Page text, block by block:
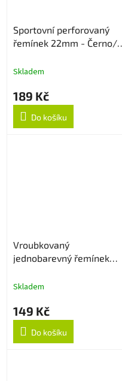
Sportovní perforovaný
řemínek 22mm - Černo/
Skladem
189 Kč
Do košíku
Vroubkovaný
jednobarevný řemínek
Skladem
149 Kč
Do košíku